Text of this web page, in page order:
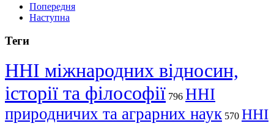
Попередня
Наступна
Теги
ННІ міжнародних відносин,
історії та філософії 796 ННІ
природничих та аграрних наук 570 ННІ